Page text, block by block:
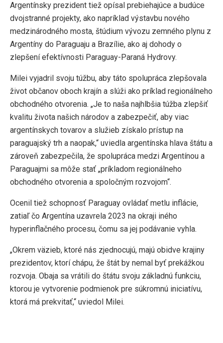
Argentínsky prezident tiež opísal prebiehajúce a budúce
dvojstranné projekty, ako napríklad výstavbu nového
medzinárodného mosta, štúdium vývozu zemného plynu z
Argentíny do Paraguaju a Brazílie, ako aj dohody o
zlepšení efektívnosti Paraguay-Paraná Hydrovy.
Milei vyjadril svoju túžbu, aby táto spolupráca zlepšovala
život občanov oboch krajín a slúži ako príklad regionálneho
obchodného otvorenia. „Je to naša najhlbšia túžba zlepšiť
kvalitu života našich národov a zabezpečiť, aby viac
argentínskych tovarov a služieb získalo prístup na
paraguajský trh a naopak,“ uviedla argentínska hlava štátu a
zároveň zabezpečila, že spolupráca medzi Argentínou a
Paraguajmi sa môže stať „príkladom regionálneho
obchodného otvorenia a spoločným rozvojom“.
Ocenil tiež schopnosť Paraguay ovládať metlu inflácie,
zatiaľ čo Argentína uzavrela 2023 na okraji iného
hyperinflačného procesu, čomu sa jej podávanie vyhla.
„Okrem väzieb, ktoré nás zjednocujú, majú obidve krajiny
prezidentov, ktorí chápu, že štát by nemal byť prekážkou
rozvoja. Obaja sa vrátili do štátu svoju základnú funkciu,
ktorou je vytvorenie podmienok pre súkromnú iniciatívu,
ktorá má prekvitať,“ uviedol Milei.